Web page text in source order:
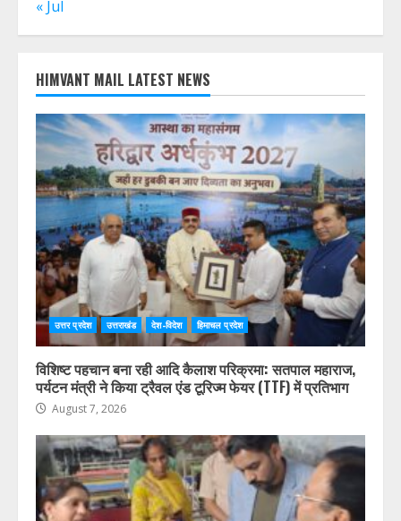
« Jul
HIMVANT MAIL LATEST NEWS
उत्तर प्रदेश उत्तराखंड देश-विदेश हिमाचल प्रदेश
विशिष्ट पहचान बना रही आदि कैलाश परिक्रमा: सतपाल महाराज,
पर्यटन मंत्री ने किया ट्रैवल एंड टूरिज्म फेयर (TTF) में प्रतिभाग
August 7, 2026